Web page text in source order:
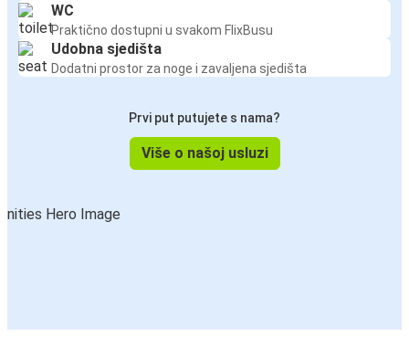
WC
Praktično dostupni u svakom FlixBusu
Udobna sjedišta
Dodatni prostor za noge i zavaljena sjedišta
Prvi put putujete s nama?
Više o našoj usluzi